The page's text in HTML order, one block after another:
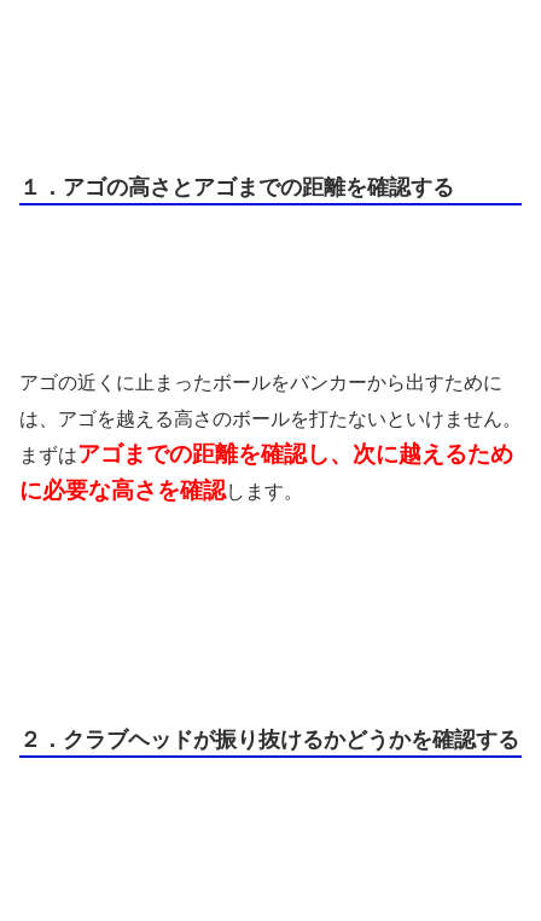
１．アゴの高さとアゴまでの距離を確認する
アゴの近くに止まったボールをバンカーから出すために
は、アゴを越える高さのボールを打たないといけません。
まずはアゴまでの距離を確認し、次に越えるため
に必要な高さを確認します。
２．クラブヘッドが振り抜けるかどうかを確認する